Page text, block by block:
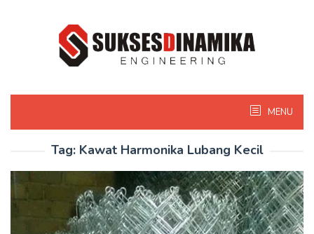
MENU
Tag: Kawat Harmonika Lubang Kecil